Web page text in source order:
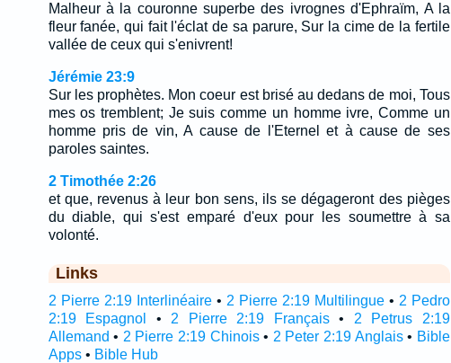
Malheur à la couronne superbe des ivrognes d'Ephraïm, A la
fleur fanée, qui fait l'éclat de sa parure, Sur la cime de la fertile
vallée de ceux qui s'enivrent!
Jérémie 23:9
Sur les prophètes. Mon coeur est brisé au dedans de moi, Tous
mes os tremblent; Je suis comme un homme ivre, Comme un
homme pris de vin, A cause de l'Eternel et à cause de ses
paroles saintes.
2 Timothée 2:26
et que, revenus à leur bon sens, ils se dégageront des pièges
du diable, qui s'est emparé d'eux pour les soumettre à sa
volonté.
Links
2 Pierre 2:19 Interlinéaire• 2 Pierre 2:19 Multilingue• 2 Pedro
2:19 Espagnol
• 2 Pierre 2:19 Français• 2 Petrus 2:19
Allemand • 2 Pierre 2:19 Chinois• 2 Peter 2:19 Anglais• Bible
Apps• Bible Hub